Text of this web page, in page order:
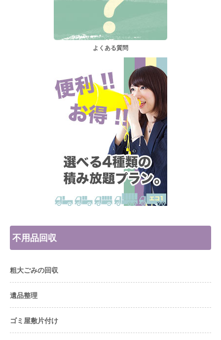
よくある質問
不用品回収
粗大ごみの回収
遺品整理
ゴミ屋敷片付け